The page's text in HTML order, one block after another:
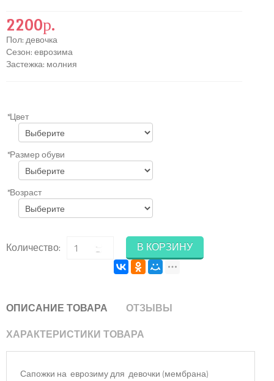
2200р.
Пол:девочка
Сезон:еврозима
Застежка: молния
*Цвет
*Размер обуви
*Возраст
Количество: В КОРЗИНУ
ОПИСАНИЕ ТОВАРА
ОТЗЫВЫ
ХАРАКТЕРИСТИКИ ТОВАРА
Сапожки на еврозиму для девочки (мембрана)